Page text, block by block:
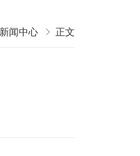
新闻中心 正文